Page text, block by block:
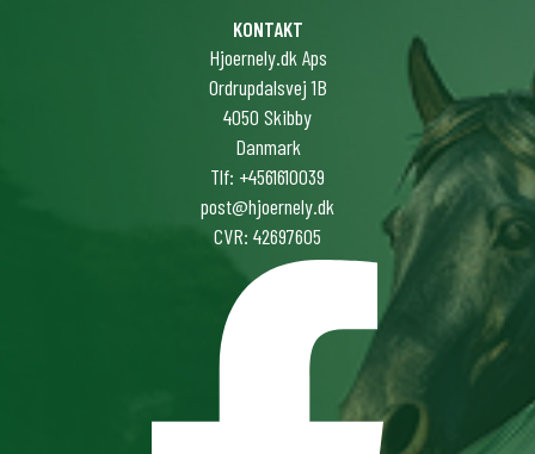
KONTAKT
Hjoernely.dk Aps
Ordrupdalsvej 1B
4050 Skibby
Danmark
Tlf: +4561610039
post@hjoernely.dk
CVR: 42697605